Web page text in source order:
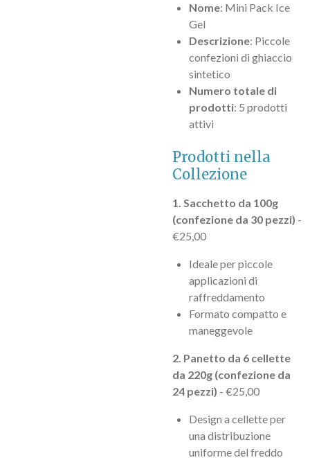
Nome: Mini Pack Ice
Gel
Descrizione: Piccole
confezioni di ghiaccio
sintetico
Numero totale di
prodotti: 5 prodotti
attivi
Prodotti nella
Collezione
1. Sacchetto da 100g
(confezione da 30 pezzi) -
€25,00
Ideale per piccole
applicazioni di
raffreddamento
Formato compatto e
maneggevole
2. Panetto da 6 cellette
da 220g (confezione da
24 pezzi) - €25,00
Design a cellette per
una distribuzione
uniforme del freddo